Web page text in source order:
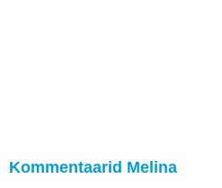
Kommentaarid Melina